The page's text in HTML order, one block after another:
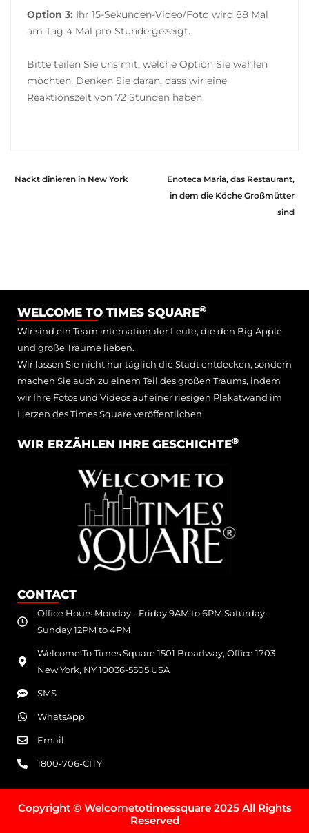
Option 3: Ihr 15-Sekunden-Video/Foto wird 88 Mal
am Tag 4 Mal pro Stunde gezeigt.
Bitte teilen Sie uns mit, welche Option Sie wählen
möchten. Denken Sie daran, dass wir eine
Reaktionszeit von 72 Stunden haben.
Nackt dinieren in New York
Enoteca Maria, das Restaurant,
in dem die Köche Großmütter
sind
WELCOME TO TIMES SQUARE®
Wir sind ein Team internationaler Leute, die den Big Apple
und große Träume lieben.
Wir lassen Sie nicht nur täglich die Stadt entdecken, sondern
machen Sie auch zu einem Teil des großen Traums, indem
wir Ihre Fotos und Videos auf einer riesigen Plakatwand im
Herzen des Times Square veröffentlichen.
WIR ERZÄHLEN IHRE GESCHICHTE®
CONTACT
Office Hours Monday - Friday 9AM to 6PM Saturday -
Sunday 12PM to 4PM
Welcome To Times Square 1501 Broadway, Office 1703
New York, NY 10036-5505 USA
SMS
WhatsApp
Email
1800-706-CITY
Copyright © Welcometotimessquare 2025 All Rights
Reserved